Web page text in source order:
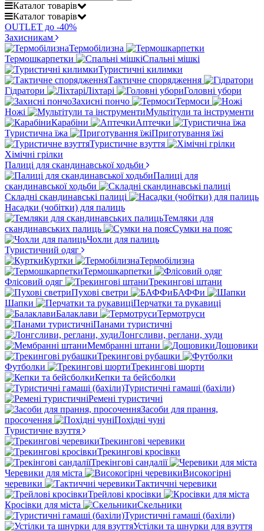
Каталог товарів
Каталог товарів
OUTLET до -40%
Захисникам
Термобілизна
Термошкарпетки
Спальні мішкі
Туристичні килимки
Тактичне спорядження
Гідратори
Ліхтарі
Головні убори
Захисні пончо
Термоси
Ножі
Мультітули та інструменти
Карабіни
Аптечки
Туристична їжа
Приготування їжі
Туристичне взуття
Хімічні грілки
Палиці для скандинавської ходьби
Палиці для
скандинавської ходьби
Складні скандинавські палиці
Насадки (чобітки) для палиць
Темляки для
скандинавських палиць
Сумки на пояс
Чохли для палиць
Туристичний одяг
Куртки
Термобілизна
Термошкарпетки
Флісовий одяг
Трекингові штани
Пухові светри
БАФФи
Шапки
Перчатки та рукавиці
Балаклави
Термотруси
Панами туристичні
Лонгсливи, реглани, худи
Мембранні штани
Дощовики
Трекингові рубашки
Футболки
Трекингові шорти
Кепки та бейсболки
Туристичні гамаші (бахіли)
Ремені туристичні
Засоби для прання,
просочення
Похідні чуні
Туристичне взуття
Трекингові черевики
Трекингові кросівки
Трекінгові сандалії
Черевики для міста
Високогірні
черевики
Тактиччні черевики
Трейлові кросівки
Кросівки для міста
Скельники
Туристичні гамаші (бахіли)
Устілки та шнурки для взуття